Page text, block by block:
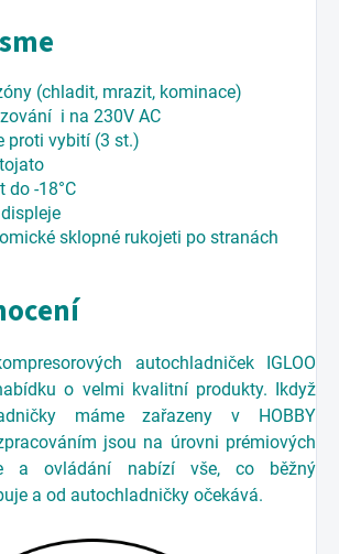
(chladit, mrazit, kominace)
i na 230V AC
proti vybití (3 st.)
do -18°C
sklopné rukojeti po stranách
autochladniček IGLOO
o velmi kvalitní produkty. Ikdyž
máme zařazeny v HOBBY
jsou na úrovni prémiových
a ovládání nabízí vše, co běžný
a od autochladničky očekává.